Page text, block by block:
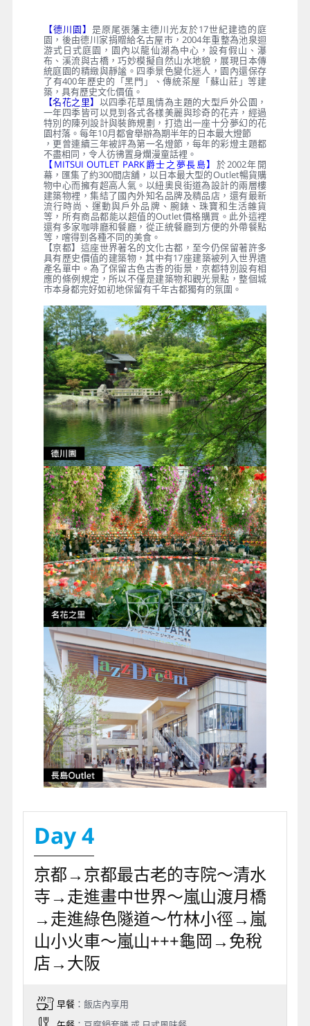
【德川園】 是原尾張藩主德川光友於17世紀建造的庭
園，後由德川家捐贈給名古屋市，2004年重整為池泉迴
游式日式庭園，園內以龍仙湖為中心，設有假山、瀑
布、溪流與古橋，巧妙模擬自然山水地貌，展現日本傳
統庭園的精緻與靜謐。四季景色變化迷人，園內還保存
了有400年歷史的「黑門」、傳統茶屋「蘇山莊」等建
築，具有歷史文化價值。
【名花之里】 以四季花草風情為主題的大型戶外公園，
一年四季皆可以見到各式各樣美麗與珍奇的花卉，經過
特別的陳列設計與裝飾規劃，打造出一座十分夢幻的花
園村落。每年10月都會舉辦為期半年的日本最大燈節
，更曾連續三年被評為第一名燈節，每年的彩燈主題都
不盡相同，令人彷彿置身爛漫童話裡。
【MITSUI OUTLET PARK爵士之夢長島】於2002年開
幕，匯集了約300間店舖，以日本最大型的Outlet暢貨購
物中心而擁有超高人氣。以紐奧良街道為設計的兩層樓
建築物裡，集結了國內外知名品牌及精品店，還有最新
流行時尚、運動與戶外品牌、腕錶、珠寶和生活雜貨
等，所有商品都能以超值的Outlet價格購買。此外這裡
還有多家咖啡廳和餐廳，從正統餐廳到方便的外帶餐點
等，嚐得到各種不同的美食。
【京都】這座世界著名的文化古都，至今仍保留著許多
具有歷史價值的建築物，其中有17座建築被列入世界遺
產名單中。為了保留古色古香的街景，京都特別設有相
應的條例規定，所以不僅是建築物和觀光景點，整個城
市本身都完好如初地保留有千年古都獨有的氛圍。
Day 4
京都→京都最古老的寺院～清水
寺→走進畫中世界～嵐山渡月橋
→走進綠色隧道～竹林小徑→嵐
山小火車～嵐山+++龜岡→免稅
店→大阪
早餐：飯店內享用